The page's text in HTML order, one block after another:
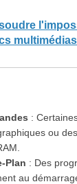
:
ou
Plan : Des
au